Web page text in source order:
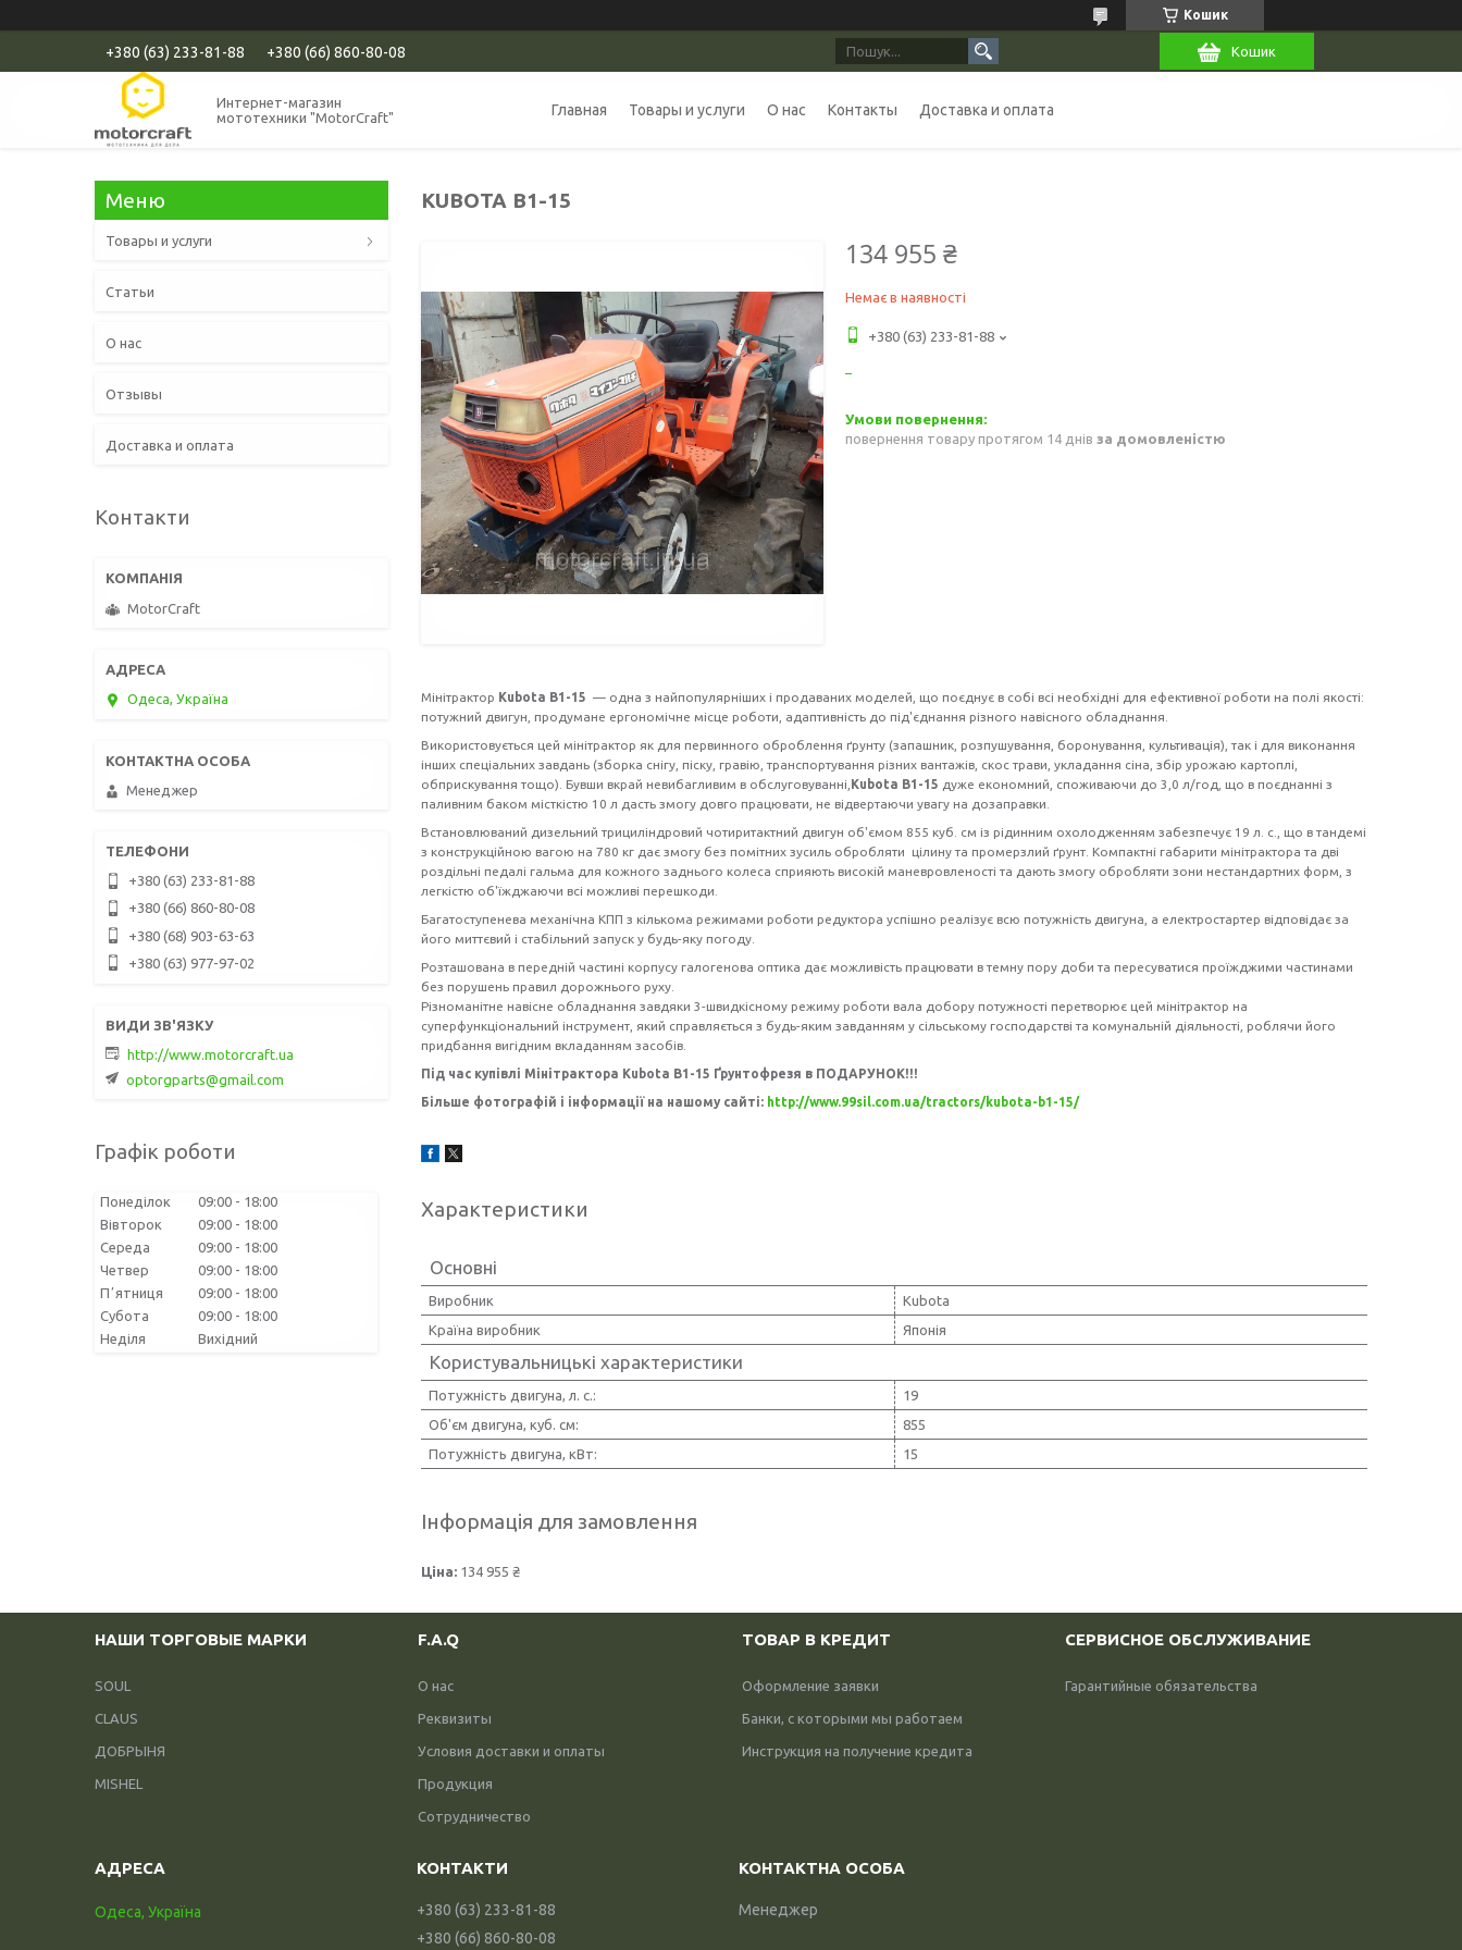
Кошик
+380 (63) 233-81-88 +380 (66) 860-80-08 Кошик
Интернет-магазин
мототехники "MotorCraft"
Главная Товары и услуги О нас Контакты Доставка и оплата
KUBOTA B1-15
134 955 ₴
Немає в наявності
+380 (63) 233-81-88
повернення товару протягом 14 днів за домовленістю
Мінітрактор Kubota B1-15 — одна з найпопулярніших і продаваних моделей, що поєднує в собі всі необхідні для ефективної роботи на полі якості:
потужний двигун, продумане ергономічне місце роботи, адаптивність до під'єднання різного навісного обладнання.
Використовується цей мінітрактор як для первинного оброблення ґрунту (запашник, розпушування, боронування, культивація), так і для виконання
інших спеціальних завдань (зборка снігу, піску, гравію, транспортування різних вантажів, скос трави, укладання сіна, збір урожаю картоплі,
обприскування тощо). Бувши вкрай невибагливим в обслуговуванні, Kubota B1-15 дуже економний, споживаючи до 3,0 л/год, що в поєднанні з
паливним баком місткістю 10 л дасть змогу довго працювати, не відвертаючи увагу на дозаправки.
Встановлюваний дизельний трициліндровий чотиритактний двигун об'ємом 855 куб. см із рідинним охолодженням забезпечує 19 л. с., що в тандемі
з конструкційною вагою на 780 кг дає змогу без помітних зусиль обробляти цілину та промерзлий ґрунт. Компактні габарити мінітрактора та дві
роздільні педалі гальма для кожного заднього колеса сприяють високій маневровленості та дають змогу обробляти зони нестандартних форм, з
легкістю об'їжджаючи всі можливі перешкоди.
Багатоступенева механічна КПП з кількома режимами роботи редуктора успішно реалізує всю потужність двигуна, а електростартер відповідає за
його миттєвий і стабільний запуск у будь-яку погоду.
Розташована в передній частині корпусу галогенова оптика дає можливість працювати в темну пору доби та пересуватися проїжджими частинами
без порушень правил дорожнього руху.
Різноманітне навісне обладнання завдяки 3-швидкісному режиму роботи вала добору потужності перетворює цей мінітрактор на
суперфункціональний інструмент, який справляється з будь-яким завданням у сільському господарстві та комунальній діяльності, роблячи його
придбання вигідним вкладанням засобів.
Під час купівлі Мінітрактора Kubota B1-15 Ґрунтофрезя в ПОДАРУНОК!!!
Більше фотографій і інформації на нашому сайті: http://www.99sil.com.ua/tractors/kubota-b1-15/
Характеристики
Основні
Виробник
Kubota
Країна виробник
Японія
Користувальницькі характеристики
Потужність двигуна, л. с.:
19
Об'єм двигуна, куб. см:
855
Потужність двигуна, кВт:
15
Інформація для замовлення
Ціна: 134 955 ₴
Товары и услуги
Статьи
О нас
Отзывы
Доставка и оплата
Контакти
MotorCraft
Одеса, Україна
Менеджер
+380 (63) 233-81-88
+380 (66) 860-80-08
+380 (68) 903-63-63
+380 (63) 977-97-02
http://www.motorcraft.ua
optorgparts@gmail.com
Графік роботи
Понеділок 09:00
18:00
Вівторок
09:00
18:00
Середа
09:00
18:00
Четвер
09:00
18:00
Пʼятниця
09:00
18:00
Субота
09:00
18:00
Неділя
Вихідний
НАШИ ТОРГОВЫЕ МАРКИ
SOUL
CLAUS
ДОБРЫНЯ
MISHEL
F.A.Q
О нас
Реквизиты
Условия доставки и оплаты
Продукция
Сотрудничество
ТОВАР В КРЕДИТ
Оформление заявки
Банки, с которыми мы работаем
Инструкция на получение кредита
СЕРВИСНОЕ ОБСЛУЖИВАНИЕ
Гарантийные обязательства
Одеса, Україна
+380 (63) 233-81-88
+380 (66) 860-80-08
Менеджер